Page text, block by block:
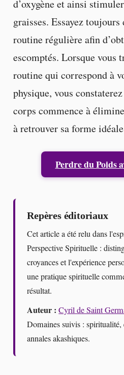
d’oxygène et ainsi
graisses. Essayez toujours
routine régulière afin
escomptés. Lorsque vous
routine qui correspond à
physique, vous
corps commence à
à retrouver sa forme
Perdre du Poids
Repères éditoriaux
Cet article a été relu dans
Perspective Spirituelle :
croyances et l'expérience
une pratique spirituelle
résultat.
Auteur : Cyril de Saint
Domaines suivis :
annales akashiques.